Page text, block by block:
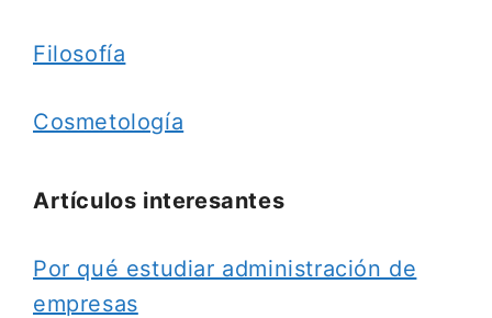
Filosofía
Cosmetología
Artículos interesantes
Por qué estudiar administración de
empresas